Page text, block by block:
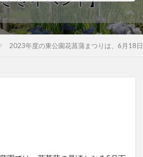
2023年度の東公園花菖蒲まつりは、6月18